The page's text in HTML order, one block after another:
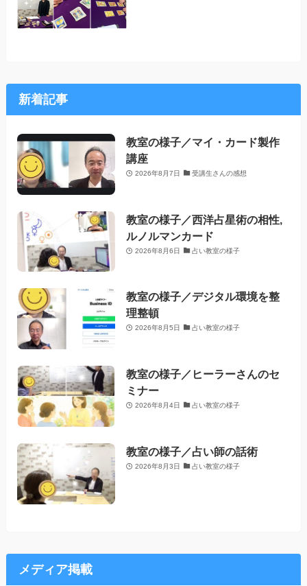
新着記事
教室の様子／マイ・カード製作
講座
2026年8月7日 受講生さんの感想
教室の様子／西洋占星術の相性,
ルノルマンカード
2026年8月6日 占い教室の様子
教室の様子／デジタル環境を整
理整頓
2026年8月5日 占い教室の様子
教室の様子／ヒーラーさんのセ
ミナー
2026年8月4日 占い教室の様子
教室の様子／占い師の話術
2026年8月3日 占い教室の様子
メディア掲載